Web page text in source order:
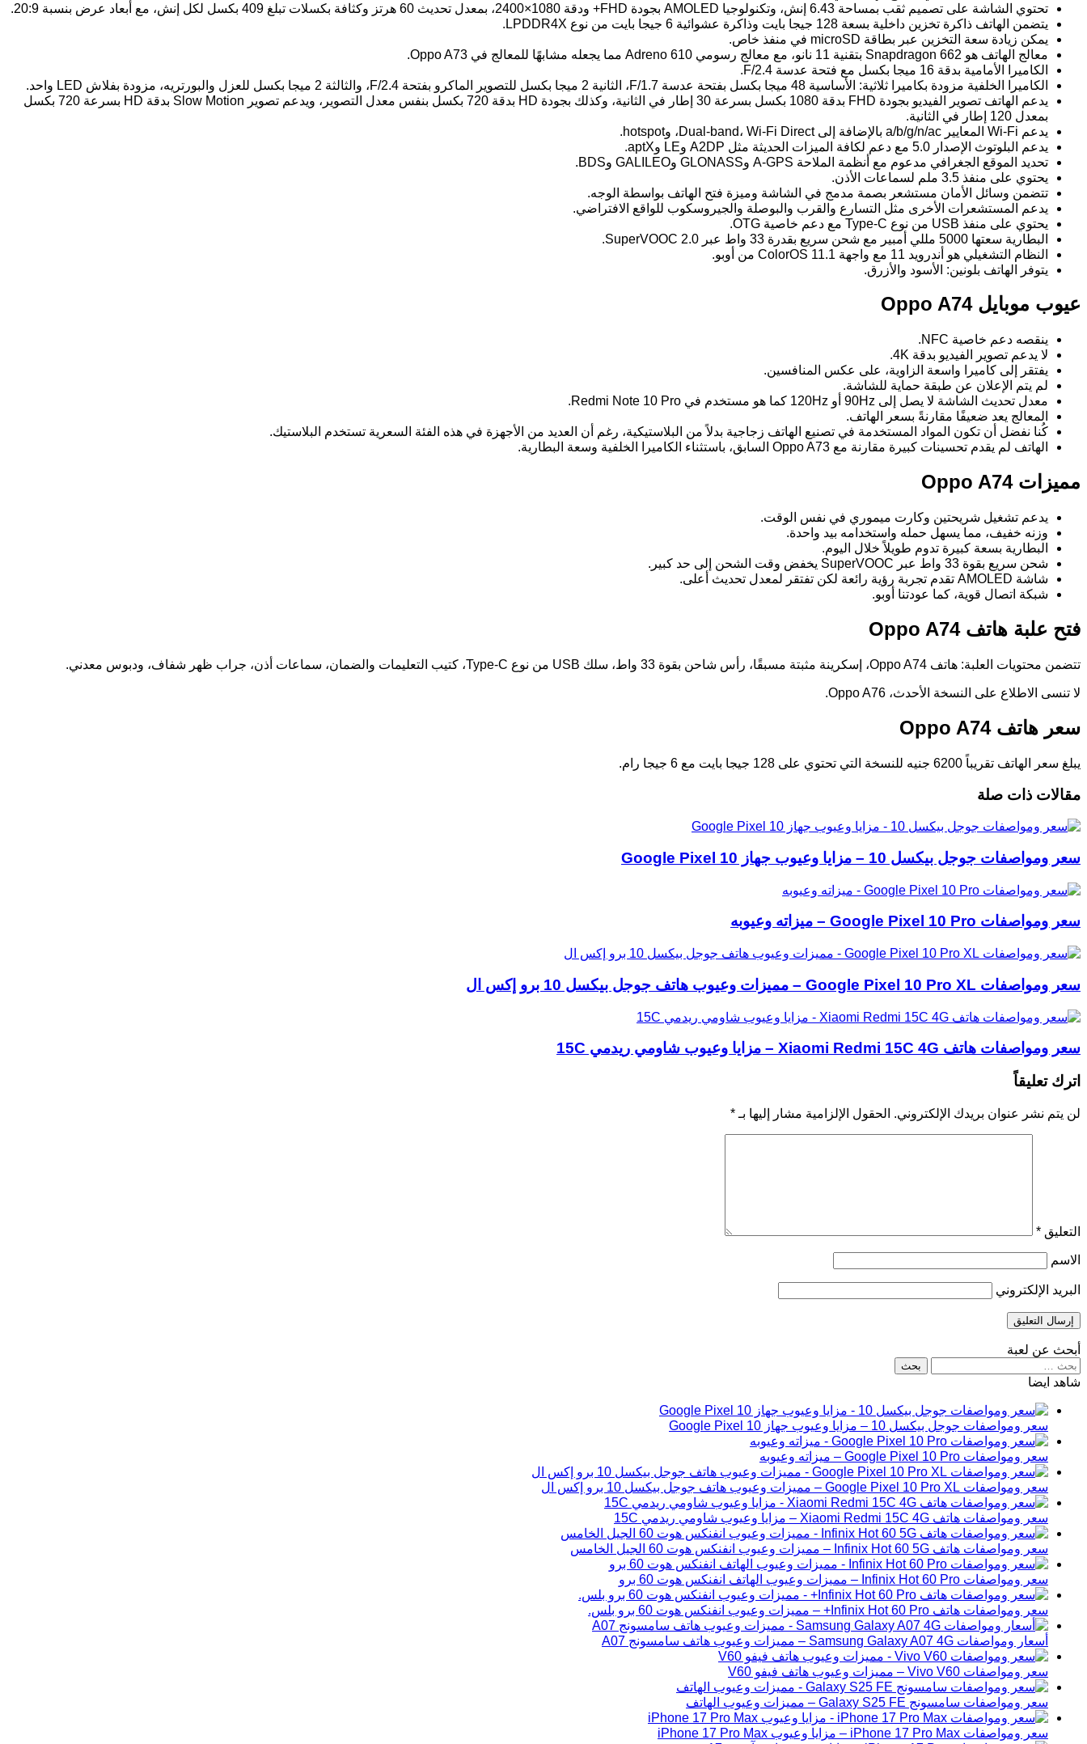
تحتوي الشاشة على تصميم ثقب بمساحة 6.43 إنش، وتكنولوجيا AMOLED بجودة FHD+ ودقة 1080×2400، بمعدل تحديث 60 هرتز وكثافة بكسلات تبلغ 409 بكسل لكل إنش، مع أبعاد عرض بنسبة 20:9.
يتضمن الهاتف ذاكرة تخزين داخلية بسعة 128 جيجا بايت وذاكرة عشوائية 6 جيجا بايت من نوع LPDDR4X.
يمكن زيادة سعة التخزين عبر بطاقة microSD في منفذ خاص.
معالج الهاتف هو Snapdragon 662 بتقنية 11 نانو، مع معالج رسومي Adreno 610 مما يجعله مشابهًا للمعالج في Oppo A73.
الكاميرا الأمامية بدقة 16 ميجا بكسل مع فتحة عدسة F/2.4.
الكاميرا الخلفية مزودة بكاميرا ثلاثية: الأساسية 48 ميجا بكسل بفتحة عدسة F/1.7، الثانية 2 ميجا بكسل للتصوير الماكرو بفتحة F/2.4، والثالثة 2 ميجا بكسل للعزل والبورتريه، مزودة بفلاش LED واحد.
يدعم الهاتف تصوير الفيديو بجودة FHD بدقة 1080 بكسل بسرعة 30 إطار في الثانية، وكذلك بجودة HD بدقة 720 بكسل بنفس معدل التصوير، ويدعم تصوير Slow Motion بدقة HD بسرعة 720 بكسل
بمعدل 120 إطار في الثانية.
يدعم Wi-Fi المعايير a/b/g/n/ac بالإضافة إلى Dual-band، Wi-Fi Direct، وhotspot.
يدعم البلوتوث الإصدار 5.0 مع دعم لكافة الميزات الحديثة مثل A2DP وLE وaptX.
تحديد الموقع الجغرافي مدعوم مع أنظمة الملاحة A-GPS وGLONASS وGALILEO وBDS.
يحتوي على منفذ 3.5 ملم لسماعات الأذن.
تتضمن وسائل الأمان مستشعر بصمة مدمج في الشاشة وميزة فتح الهاتف بواسطة الوجه.
يدعم المستشعرات الأخرى مثل التسارع والقرب والبوصلة والجيروسكوب للواقع الافتراضي.
يحتوي على منفذ USB من نوع Type-C مع دعم خاصية OTG.
البطارية سعتها 5000 مللي أمبير مع شحن سريع بقدرة 33 واط عبر SuperVOOC 2.0.
النظام التشغيلي هو أندرويد 11 مع واجهة ColorOS 11.1 من أوبو.
يتوفر الهاتف بلونين: الأسود والأزرق.
عيوب موبايل Oppo A74
ينقصه دعم خاصية NFC.
لا يدعم تصوير الفيديو بدقة 4K.
يفتقر إلى كاميرا واسعة الزاوية، على عكس المنافسين.
لم يتم الإعلان عن طبقة حماية للشاشة.
معدل تحديث الشاشة لا يصل إلى 90Hz أو 120Hz كما هو مستخدم في Redmi Note 10 Pro.
المعالج يعد ضعيفًا مقارنةً بسعر الهاتف.
كُنا نفضل أن تكون المواد المستخدمة في تصنيع الهاتف زجاجية بدلاً من البلاستيكية، رغم أن العديد من الأجهزة في هذه الفئة السعرية تستخدم البلاستيك.
الهاتف لم يقدم تحسينات كبيرة مقارنة مع Oppo A73 السابق، باستثناء الكاميرا الخلفية وسعة البطارية.
مميزات Oppo A74
يدعم تشغيل شريحتين وكارت ميموري في نفس الوقت.
وزنه خفيف، مما يسهل حمله واستخدامه بيد واحدة.
البطارية بسعة كبيرة تدوم طويلاً خلال اليوم.
شحن سريع بقوة 33 واط عبر SuperVOOC يخفض وقت الشحن إلى حد كبير.
شاشة AMOLED تقدم تجربة رؤية رائعة لكن تفتقر لمعدل تحديث أعلى.
شبكة اتصال قوية، كما عودتنا أوبو.
فتح علبة هاتف Oppo A74
تتضمن محتويات العلبة: هاتف Oppo A74، إسكرينة مثبتة مسبقًا، رأس شاحن بقوة 33 واط، سلك USB من نوع Type-C، كتيب التعليمات والضمان، سماعات أذن، جراب ظهر شفاف، ودبوس معدني.
لا تنسى الاطلاع على النسخة الأحدث، Oppo A76.
سعر هاتف Oppo A74
يبلغ سعر الهاتف تقريباً 6200 جنيه للنسخة التي تحتوي على 128 جيجا بايت مع 6 جيجا رام.
مقالات ذات صلة
سعر ومواصفات جوجل بيكسل 10 – مزايا وعيوب جهاز Google Pixel 10
سعر ومواصفات Google Pixel 10 Pro – ميزاته وعيوبه
سعر ومواصفات Google Pixel 10 Pro XL – مميزات وعيوب هاتف جوجل بيكسل 10 برو إكس ال
سعر ومواصفات هاتف Xiaomi Redmi 15C 4G – مزايا وعيوب شاومي ريدمي 15C
اترك تعليقاً
لن يتم نشر عنوان بريدك الإلكتروني. الحقول الإلزامية مشار إليها بـ *
التعليق *
الاسم
البريد الإلكتروني
أبحث عن لعبة
البحث
عن:
شاهد ايضا
سعر ومواصفات جوجل بيكسل 10 – مزايا وعيوب جهاز Google Pixel 10
سعر ومواصفات Google Pixel 10 Pro – ميزاته وعيوبه
سعر ومواصفات Google Pixel 10 Pro XL – مميزات وعيوب هاتف جوجل بيكسل 10 برو إكس ال
سعر ومواصفات هاتف Xiaomi Redmi 15C 4G – مزايا وعيوب شاومي ريدمي 15C
سعر ومواصفات هاتف Infinix Hot 60 5G – مميزات وعيوب انفنكس هوت 60 الجيل الخامس
سعر ومواصفات Infinix Hot 60 Pro – مميزات وعيوب الهاتف انفنكس هوت 60 برو
سعر ومواصفات هاتف Infinix Hot 60 Pro+ – مميزات وعيوب انفنكس هوت 60 برو بلس.
أسعار ومواصفات Samsung Galaxy A07 4G – مميزات وعيوب هاتف سامسونج A07
سعر ومواصفات Vivo V60 – مميزات وعيوب هاتف فيفو V60
سعر ومواصفات سامسونج Galaxy S25 FE – مميزات وعيوب الهاتف
سعر ومواصفات iPhone 17 Pro Max – مزايا وعيوب iPhone 17 Pro Max